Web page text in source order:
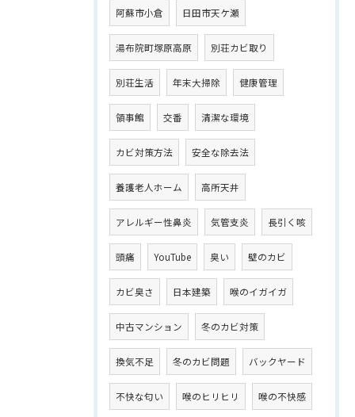
阿蘇市小倉 日田市天ケ瀬
湯布院町塚原高原 別荘カビ取り
別荘生活 年末大掃除 健康管理
領事館 交番 清潔な環境
カビ対策方法 安全な除去法
養護老人ホーム 高所天井
アレルギー性鼻炎 気管支炎 長引く咳
頭痛 YouTube 臭い 壁のカビ
カビ臭さ 日本建築 喉のイガイガ
中古マンション 冬のカビ対策
換気不足 冬のカビ問題 バックヤード
不快な匂い 喉のヒリヒリ 喉の不快感